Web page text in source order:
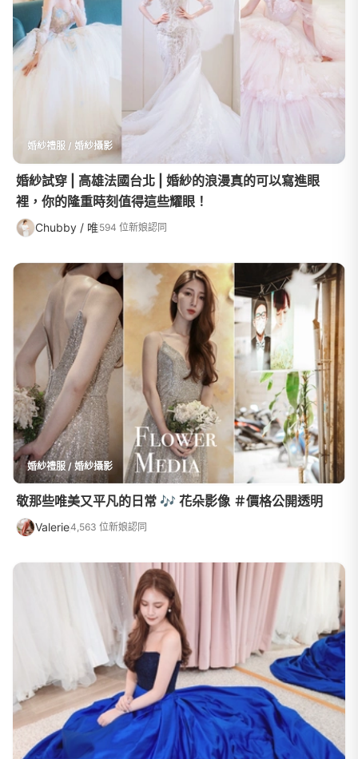
婚紗禮服 / 婚紗攝影
婚紗試穿 | 高雄法國台北 | 婚紗的浪漫真的可以寫進眼
裡，你的隆重時刻值得這些耀眼！
Chubby / 唯 594 位新娘認同
婚紗禮服 / 婚紗攝影
敬那些唯美又平凡的日常 🎶 花朵影像 ＃價格公開透明
Valerie4,563 位新娘認同